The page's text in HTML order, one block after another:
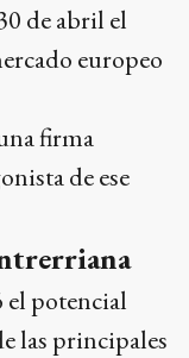
de abril el
europeo
firma
de ese
el potencial
las principales